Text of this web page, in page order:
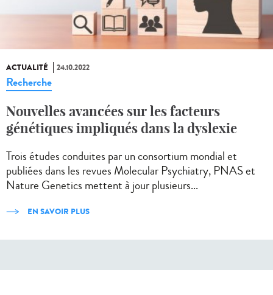
ACTUALITÉ 24.10.2022
Recherche
Nouvelles avancées sur les facteurs
génétiques impliqués dans la dyslexie
Trois études conduites par un consortium mondial et
publiées dans les revues Molecular Psychiatry, PNAS et
Nature Genetics mettent à jour plusieurs...
EN SAVOIR PLUS